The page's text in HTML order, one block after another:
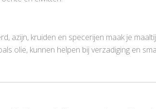
azijn, kruiden en specerijen maak je
olie, kunnen helpen bij verzadiging en